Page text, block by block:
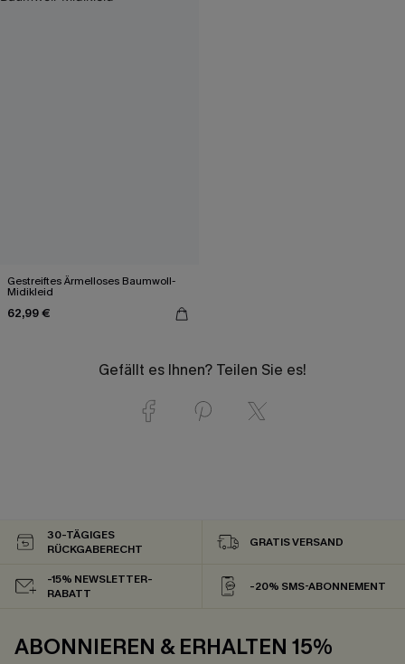
Gestreiftes Ärmelloses Baumwoll-
Midikleid
62,99 €
Gefällt es Ihnen? Teilen Sie es!
30-TÄGIGES
RÜCKGABERECHT
GRATIS VERSAND
-15% NEWSLETTER-
RABATT
-20% SMS-ABONNEMENT
ABONNIEREN & ERHALTEN 15%